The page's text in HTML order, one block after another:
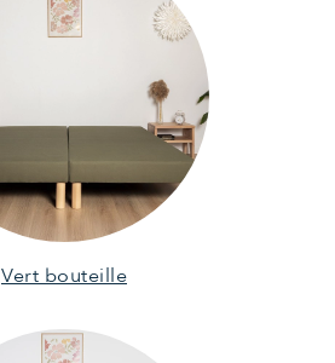
Vert bouteille